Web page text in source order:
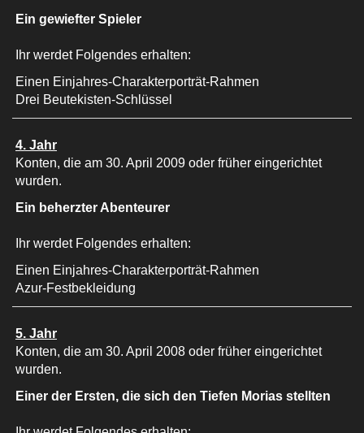
Ein gewiefter Spieler
Ihr werdet Folgendes erhalten:
Einen Einjahres-Charakterporträt-Rahmen
Drei Beutekisten-Schlüssel
4. Jahr
Konten, die am 30. April 2009 oder früher eingerichtet
wurden.
Ein beherzter Abenteurer
Ihr werdet Folgendes erhalten:
Einen Einjahres-Charakterporträt-Rahmen
Azur-Festbekleidung
5. Jahr
Konten, die am 30. April 2008 oder früher eingerichtet
wurden.
Einer der Ersten, die sich den Tiefen Morias stellten